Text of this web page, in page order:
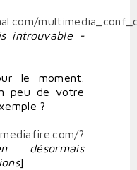
introuvable -
le moment.
peu de votre
?
?
désormais
]